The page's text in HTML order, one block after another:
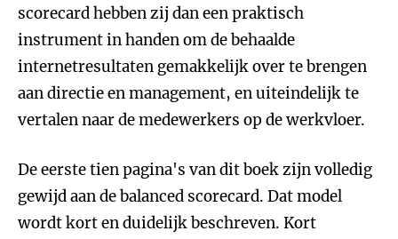
scorecard hebben zij dan een praktisch
instrument in handen om de behaalde
internetresultaten gemakkelijk over te brengen
aan directie en management, en uiteindelijk te
vertalen naar de medewerkers op de werkvloer.
De eerste tien pagina's van dit boek zijn volledig
gewijd aan de balanced scorecard. Dat model
wordt kort en duidelijk beschreven. Kort